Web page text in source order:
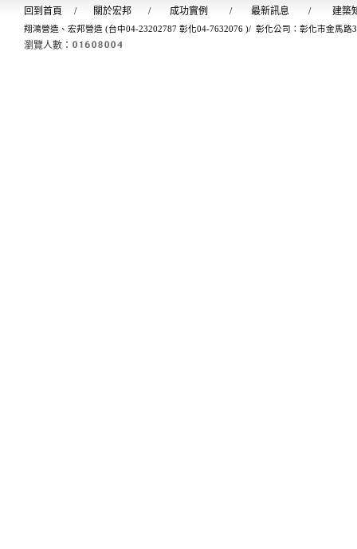
回到首頁 / 關於宏邦 / 成功實例 / 最新訊息 / 建築
翔鴻營造、宏邦營造 (台中04-23202787 彰化04-7632076 )/ 彰化公司：彰化市金馬路
瀏覽人數：